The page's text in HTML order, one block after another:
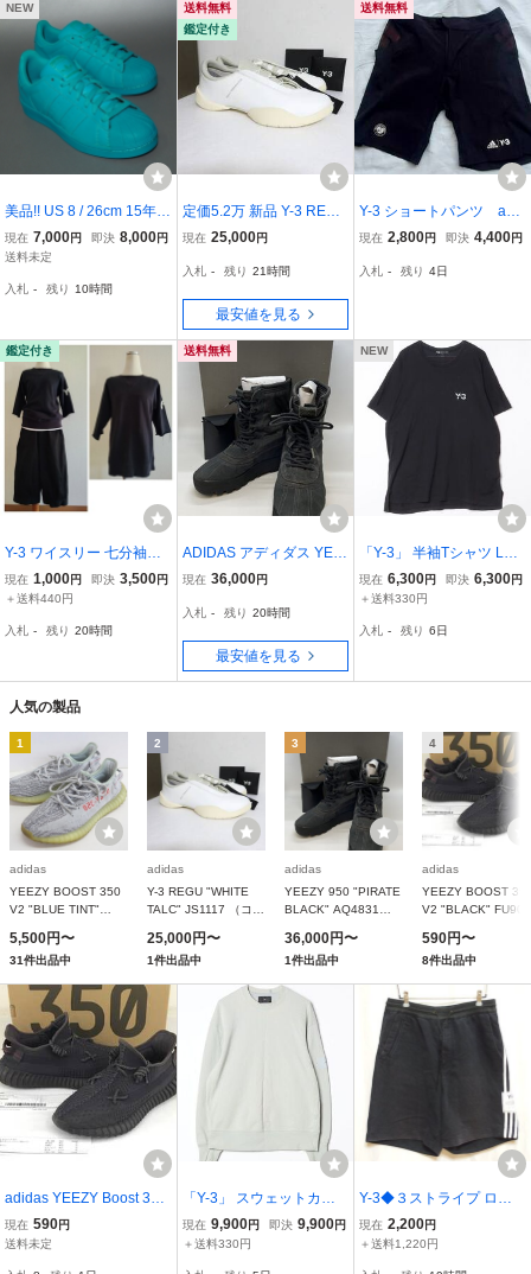
NEW
美品!! US 8 / 26cm 15年製
限定 adidas PHARRELL
WILLIAMS ファレル SUP
現在 7,000円 即決 8,000円
送料未定
入札 - 残り 10時間
送料無料
鑑定付き
定価5.2万 新品 Y-3 REGU
27.5 ホワイト ワイスリー
amamoto アディダス ヨ
ウジヤマモト JS1117
現在 25,000円
入札 - 残り 21時間
最安値を見る
送料無料
Y-3 ショートパンツ adi
das Roland Garrosモデ
現在 2,800円 即決 4,400円
入札 - 残り 4日
鑑定付き
Y-3 ワイスリー 七分袖ス
ウェット☆
現在 1,000円 即決 3,500円
＋送料440円
入札 - 残り 20時間
送料無料
ADIDAS アディダス YEE
ZY 950 M PIRATE BLACK
cm イージー ブーツ ☆良
品☆[76-0727-E2]
現在 36,000円
入札 - 残り 20時間
最安値を見る
NEW
「Y-3」 半袖Tシャツ LAR
GE ブラック メンズ
現在 6,300円 即決 6,300円
＋送料330円
入札 - 残り 6日
人気の製品
1
adidas
YEEZY BOOST 350
V2 "BLUE TINT"
ント/グレー/レッド）
5,500円〜
31件出品中
2
adidas
Y-3 REGU "WHITE
TALC" JS1117 （コア
ダーホワイト）
25,000円〜
1件出品中
3
adidas
YEEZY 950 "PIRATE
BLACK" AQ4831
ク/パイレートブラッ
ク/パイレートブラッ
ク）
36,000円〜
1件出品中
4
adidas
YEEZY BOOST
V2 "BLACK"
590円〜
8件出品中
adidas YEEZY Boost 350
V2 ”Black” / 27.5cm / アデ
ィダス イージーブースト
現在 590円
送料未定
「Y-3」 スウェットカッ
トソー SMALL グレー メ
ンズ
現在 9,900円 即決 9,900円
＋送料330円
Y-3◆３ストライプ ロゴ
パッチ スウェットショー
ツ（ブラック）サイズS/P
現在 2,200円
＋送料1,220円